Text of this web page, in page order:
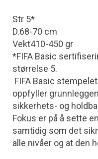
Str 5*
D.68-70 cm
Vekt410-450 gr
*FIFA Basic
størrelse 5.
FIFA Basic
oppfyller
sikkerhets- og
Fokus er på å sette
samtidig som det
alle nivåer og at den